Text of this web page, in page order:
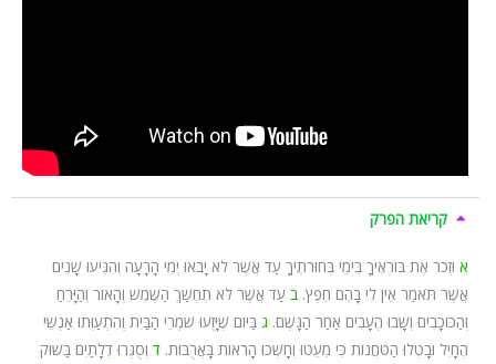
קריאת הפרק
א וּזְכֹר אֶת בּוֹרְאֶיךָ בִּימֵי בְּחוּרֹתֶיךָ עַד אֲשֶׁר לֹא יָבֹאוּ יְמֵי הָרָעָה וְהִגִּיעוּ שָׁנִים
אֲשֶׁר תֹּאמַר אֵין לִי בָהֶם חֵפֶץ. ב עַד אֲשֶׁר לֹא תֶחְשַׁךְ הַשֶּׁמֶשׁ וְהָאוֹר וְהַיָּרֵחַ
וְהַכּוֹכָבִים וְשָׁבוּ הֶעָבִים אַחַר הַגָּשֶׁם. ג בַּיּוֹם שֶׁיָּזֻעוּ שֹׁמְרֵי הַבַּיִת וְהִתְעַוְּתוּ אַנְשֵׁי
הֶחָיִל וּבָטְלוּ הַטֹּחֲנוֹת כִּי מִעֵטוּ וְחָשְׁכוּ הָרֹאוֹת בָּאֲרֻבּוֹת. ד וְסֻגְּרוּ דְלָתַיִם בַּשּׁוּק